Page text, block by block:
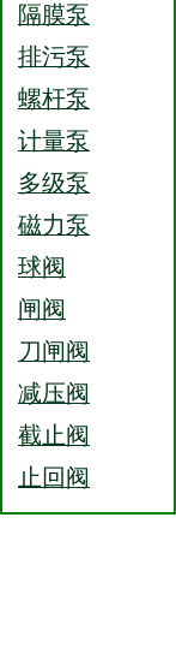
隔膜泵
排污泵
螺杆泵
计量泵
多级泵
磁力泵
球阀
闸阀
刀闸阀
减压阀
截止阀
止回阀